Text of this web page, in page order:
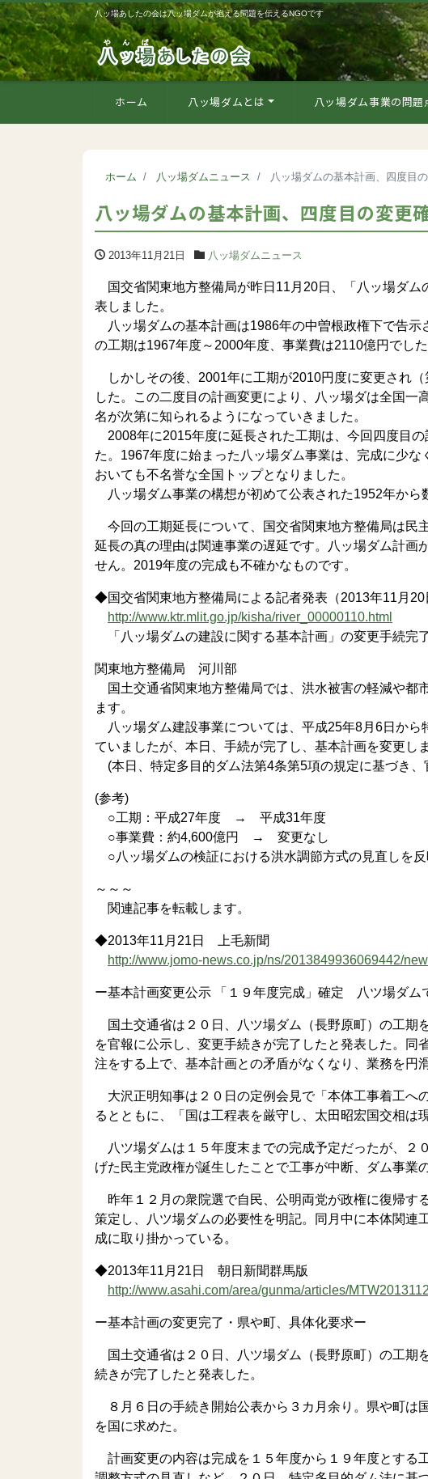
八ッ場あしたの会は八ッ場ダムが抱える問題を伝えるNGOです
ホーム 八ッ場ダムとは 八ッ場ダム事業の問題
ホーム 八ッ場ダムニュース 八ッ場ダムの基本計画、四度目
八ッ場ダムの基本計画、四度目の変更
2013年11月21日 八ッ場ダムニュース
国交省関東地方整備局が昨日11月20日、「八ッ場ダム
表しました。
八ッ場ダムの基本計画は1986年の中曽根政権下で告示
の工期は1967年度～2000年度、事業費は2110億円でした
しかしその後、2001年に工期が2010円度に変更され
した。この二度目の計画変更により、八ッ場ダは全国
名が次第に知られるようになっていきました。
2008年に2015年度に延長された工期は、今回四度目
た。1967年度に始まった八ッ場ダム事業は、完成に少
おいても不名誉な全国トップとなりました。
八ッ場ダム事業の構想が初めて公表された1952年から
今回の工期延長について、国交省関東地方整備局は民
延長の真の理由は関連事業の遅延です。八ッ場ダム計画
せん。2019年度の完成も不確かなものです。
◆国交省関東地方整備局による記者発表（2013年11月20
http://www.ktr.mlit.go.jp/kisha/river_00000110.html
「八ッ場ダムの建設に関する基本計画」の変更手続完
関東地方整備局 河川部
国土交通省関東地方整備局では、洪水被害の軽減や都
ます。
八ッ場ダム建設事業については、平成25年8月6日から
ていましたが、本日、手続が完了し、基本計画を変更し
(本日、特定多目的ダム法第4条第5項の規定に基づき、
(参考)
○工期：平成27年度 → 平成31年度
○事業費：約4,600億円 → 変更なし
○八ッ場ダムの検証における洪水調節方式の見直しを反
～～～
関連記事を転載します。
◆2013年11月21日 上毛新聞
http://www.jomo-news.co.jp/ns/2013849936069442/
ー基本計画変更公示 「１９年度完成」確定 八ツ場ダム
国土交通省は２０日、八ツ場ダム（長野原町）の工期
を官報に公示し、変更手続きが完了したと発表した。
注をする上で、基本計画との矛盾がなくなり、業務を円
大沢正明知事は２０日の定例会見で「本体工事着工へ
るとともに、「国は工程表を厳守し、太田昭宏国交相は
八ツ場ダムは１５年度末までの完成予定だったが、２
げた民主党政権が誕生したことで工事が中断、ダム事業
昨年１２月の衆院選で自民、公明両党が政権に復帰す
策定し、八ツ場ダムの必要性を明記。同月中に本体関連
成に取り掛かっている。
◆2013年11月21日 朝日新聞群馬版
http://www.asahi.com/area/gunma/articles/
ー基本計画の変更完了・県や町、具体化要求ー
国土交通省は２０日、八ツ場ダム（長野原町）の工期
続きが完了したと発表した。
８月６日の手続き開始公表から３カ月余り。県や町は
を国に求めた。
計画変更の内容は完成を１５年度から１９年度とす